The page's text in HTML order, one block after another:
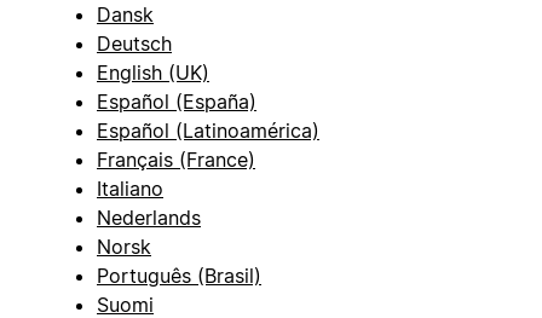
Dansk
Deutsch
English (UK)
Español (España)
Español (Latinoamérica)
Français (France)
Italiano
Nederlands
Norsk
Português (Brasil)
Suomi